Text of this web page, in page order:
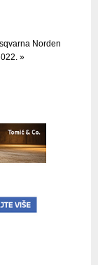
Norden
»